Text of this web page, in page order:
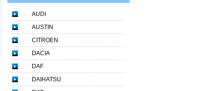
AUDI
AUSTIN
CITROEN
DACIA
DAF
DAIHATSU